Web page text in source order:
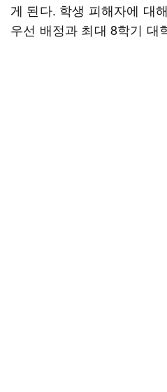
게 된다. 학생 피해자에 대
우선 배정과 최대 8학기 대